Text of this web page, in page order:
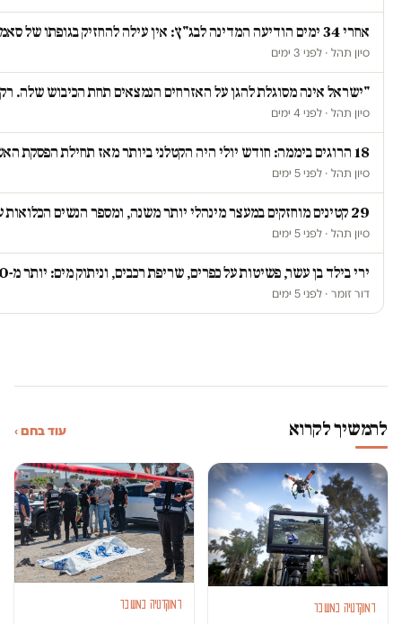
אחרי 34 ימים הודיעה המדינה לבג"ץ: אין עילה להחזיק בגופתו של סאמי ג'עסוס
סיון תהל · לפני 3 ימים
"ישראל אינה מסוגלת להגן על האזרחים הנמצאים תחת הכיבוש שלה. רק
סיון תהל · לפני 4 ימים
18 הרוגים ביממה: חודש יולי היה הקטלני ביותר מאז תחילת הפסקת האש ברצועת עזה
סיון תהל · לפני 5 ימים
29 קטינים מוחזקים במעצר מינהלי יותר משנה, ומספר הנשים הכלואות על רקע ביטחוני זינק ב-67 אחוז
סיון תהל · לפני 5 ימים
ירי בילד בן עשר, פשיטות על כפרים, שריפת רכבים, וניתוק מים: יותר מ-20 תקיפות ביממה אחת בגדה
דור זומר · לפני 5 ימים
להמשיך לקרוא עוד בחם ›
דמוקרטיה במשבר דמוקרטיה במשבר